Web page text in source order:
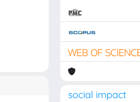
social impact